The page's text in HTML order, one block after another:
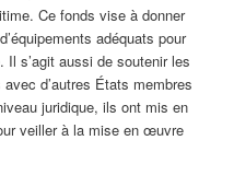
Ce fonds vise à donner
adéquats pour
s’agit aussi de soutenir les
d’autres États membres
juridique, ils ont mis en
veiller à la mise en œuvre